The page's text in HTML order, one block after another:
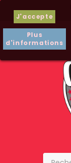
J'accepte
Plus
d'informations